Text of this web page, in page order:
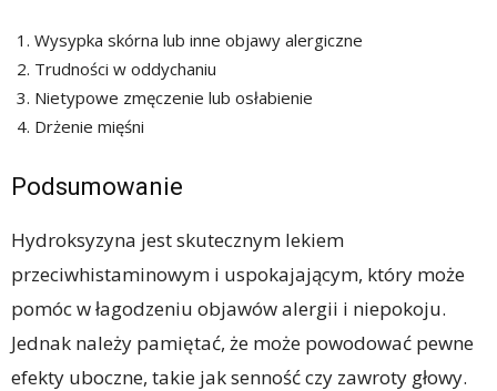
Wysypka skórna lub inne objawy alergiczne
Trudności w oddychaniu
Nietypowe zmęczenie lub osłabienie
Drżenie mięśni
Podsumowanie
Hydroksyzyna jest skutecznym lekiem
przeciwhistaminowym i uspokajającym, który może
pomóc w łagodzeniu objawów alergii i niepokoju.
Jednak należy pamiętać, że może powodować pewne
efekty uboczne, takie jak senność czy zawroty głowy.